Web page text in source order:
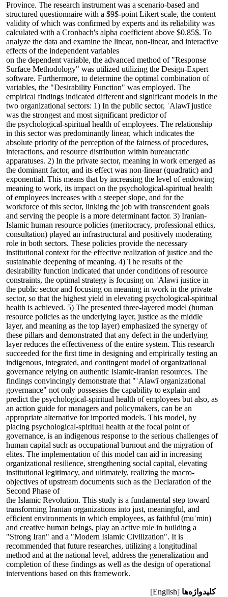
Province. The research instrument was a scenario-based and
structured questionnaire with a $9$-point Likert scale, the content
validity of which was confirmed by experts and its reliability was
calculated with a Cronbach's alpha coefficient above $0.85$. To
analyze the data and examine the linear, non-linear, and interactive
effects of the independent variables
on the dependent variable, the advanced method of "Response
Surface Methodology" was utilized utilizing the Design-Expert
software. Furthermore, to determine the optimal combination of
variables, the "Desirability Function" was employed. The
empirical findings indicated different and significant models in the
two organizational sectors: 1) In the public sector, ʿAlawī justice
was the strongest and most significant predictor of
the psychological-spiritual health of employees. The relationship
in this sector was predominantly linear, which indicates the
absolute priority of the perception of the fairness of procedures,
interactions, and resource distribution within bureaucratic
apparatuses. 2) In the private sector, meaning in work emerged as
the dominant factor, and its effect was non-linear (quadratic) and
exponential. This means that by increasing the level of endowing
meaning to work, its impact on the psychological-spiritual health
of employees increases with a steeper slope, and for the
workforce of this sector, linking the job with transcendent goals
and serving the people is a more determinant factor. 3) Iranian-
Islamic human resource policies (meritocracy, professional ethics,
consultation) played an infrastructural and positively moderating
role in both sectors. These policies provide the necessary
institutional context for the effective realization of justice and the
sustainable deepening of meaning. 4) The results of the
desirability function indicated that under conditions of resource
constraints, the optimal strategy is focusing on ʿAlawī justice in
the public sector and focusing on meaning in work in the private
sector, so that the highest yield in elevating psychological-spiritual
health is achieved. 5) The presented three-layered model (human
resource policies as the underlying layer, justice as the middle
layer, and meaning as the top layer) emphasized the synergy of
these pillars and demonstrated that any defect in the underlying
layer reduces the effectiveness of the entire system. This research
succeeded for the first time in designing and empirically testing an
indigenous, integrated, and contingent model of organizational
governance relying on authentic Islamic-Iranian resources. The
findings convincingly demonstrate that "ʿAlawī organizational
governance" not only possesses the capability to explain and
predict the psychological-spiritual health of employees but also, as
an action guide for managers and policymakers, can be an
appropriate alternative for imported models. This model, by
placing psychological-spiritual health at the focal point of
governance, is an indigenous response to the serious challenges of
human capital such as occupational burnout and the migration of
elites. The implementation of this model can aid in increasing
organizational resilience, strengthening social capital, elevating
institutional legitimacy, and ultimately, realizing the macro-
objectives of upstream documents such as the Declaration of the
Second Phase of
the Islamic Revolution. This study is a fundamental step toward
transforming Iranian organizations into just, meaningful, and
efficient environments in which employees, as faithful (muʾmin)
and creative human beings, play an active role in building a
"Strong Iran" and a "Modern Islamic Civilization". It is
recommended that future researches, utilizing a longitudinal
method and at the national level, address the generalization and
completion of these findings as well as the design of operational
interventions based on this framework.
کلیدواژه‌ها [English]